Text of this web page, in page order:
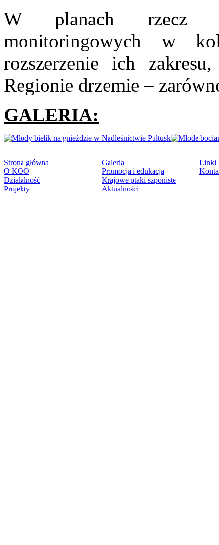
W planach rzecz
monitoringowych w
rozszerzenie ich
Regionie drzemie –
GALERIA:
Strona główna
O KOO
Działalność
Projekty
Galeria
Promocja i edukacja
Krajowe ptaki szponiste
Aktualności
Linki